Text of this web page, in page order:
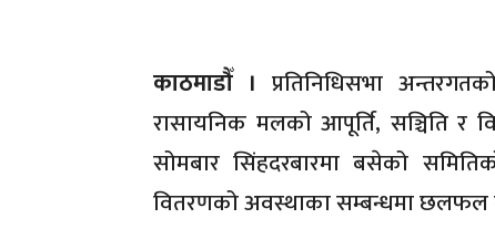
काठमाडौँ । प्रतिनिधिसभा
रासायनिक मलको आपूर्ति, सञ्चिति
सोमबार सिंहदरबारमा बसेको
वितरणको अवस्थाका सम्बन्धमा छलफल